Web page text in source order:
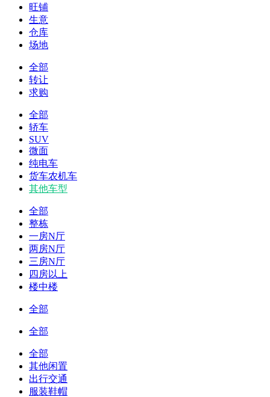
旺铺
生意
仓库
场地
全部
转让
求购
全部
轿车
SUV
微面
纯电车
货车农机车
其他车型
全部
整栋
一房N厅
两房N厅
三房N厅
四房以上
楼中楼
全部
全部
全部
其他闲置
出行交通
服装鞋帽